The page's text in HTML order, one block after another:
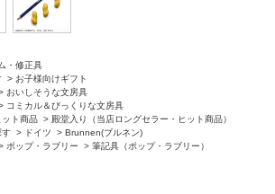
・修正具
> お子様向けギフト
おいしそうな文房具
コミカル＆びっくりな文房具
ット商品 > 殿堂入り（当店ロングセラー・ヒット商品）
す > ドイツ > Brunnen(ブルネン)
ポップ・ラブリー > 筆記具（ポップ・ラブリー）